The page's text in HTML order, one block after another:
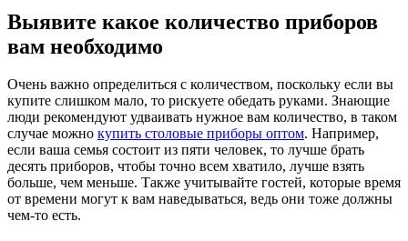
Выявите какое количество приборов
вам необходимо
Очень важно определиться с количеством, поскольку если вы
купите слишком мало, то рискуете обедать руками. Знающие
люди рекомендуют удваивать нужное вам количество, в таком
случае можно купить столовые приборы оптом. Например,
если ваша семья состоит из пяти человек, то лучше брать
десять приборов, чтобы точно всем хватило, лучше взять
больше, чем меньше. Также учитывайте гостей, которые время
от времени могут к вам наведываться, ведь они тоже должны
чем-то есть.